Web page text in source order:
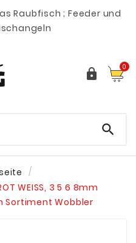
Raubfisch ; Feeder und
 0

WEISS, 3 5 6 8mm
Sortiment Wobbler